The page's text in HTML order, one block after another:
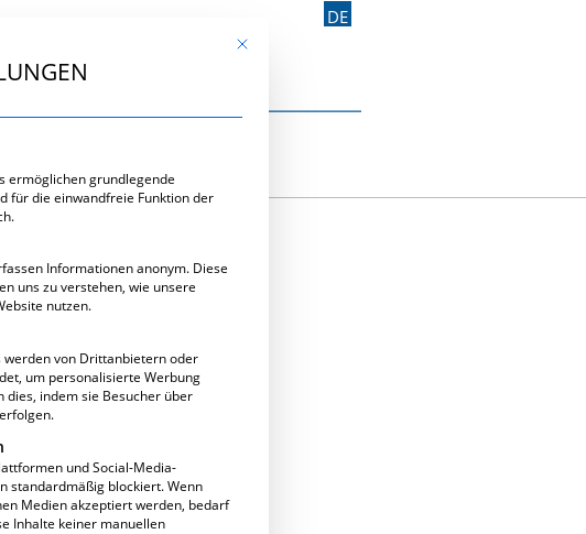
DE
Mit diesem Button wird der Dialog geschlossen. Seine
Service-Gruppen, für die eine Einwilligung erteilt werden kann.
ermöglichen grundlegende
für die einwandfreie Funktion der
Informationen anonym. Diese
uns zu verstehen, wie unsere
nutzen.
werden von Drittanbietern oder
um personalisierte Werbung
dies, indem sie Besucher über
und Social-Media-
standardmäßig blockiert. Wenn
Medien akzeptiert werden, bedarf
Inhalte keiner manuellen